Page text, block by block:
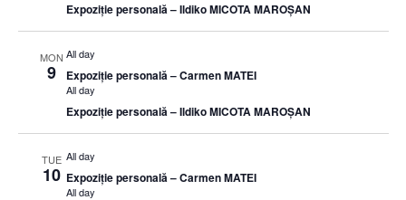
Expoziție personală – Ildiko MICOTA MAROȘAN
MON
9
All day
Expoziție personală – Carmen MATEI
All day
Expoziție personală – Ildiko MICOTA MAROȘAN
TUE
10
All day
Expoziție personală – Carmen MATEI
All day